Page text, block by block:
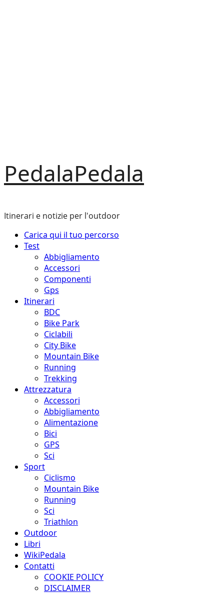
PedalaPedala
Itinerari e notizie per l'outdoor
Menu
principale
Carica qui il tuo percorso
Test
Abbigliamento
Accessori
Componenti
Gps
Itinerari
BDC
Bike Park
Ciclabili
City Bike
Mountain Bike
Running
Trekking
Attrezzatura
Accessori
Abbigliamento
Alimentazione
Bici
GPS
Sci
Sport
Ciclismo
Mountain Bike
Running
Sci
Triathlon
Outdoor
Libri
WikiPedala
Contatti
COOKIE POLICY
DISCLAIMER